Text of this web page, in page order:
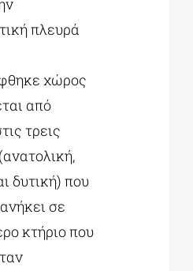
πλευρά
χώρος
από
τρεις
δυτική) που
σε
κτήριο που